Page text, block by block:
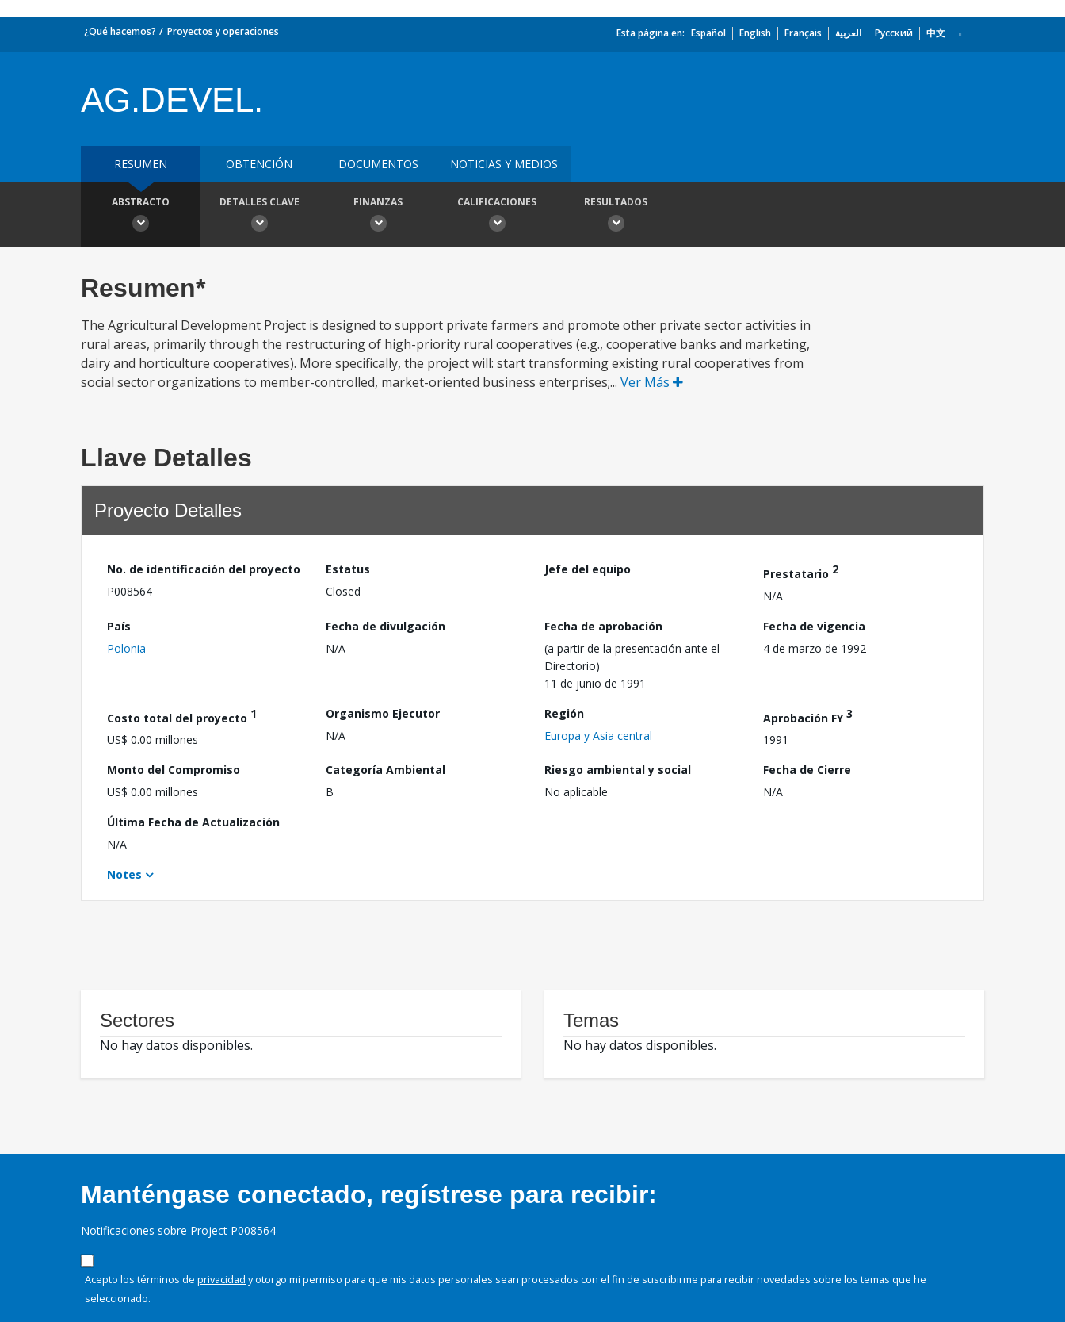
¿Qué hacemos? Proyectos y operaciones Esta página en: Español English Français العربية Русский 中文
AG.DEVEL.
RESUMEN OBTENCIÓN DOCUMENTOS NOTICIAS Y MEDIOS
ABSTRACTO DETALLES CLAVE FINANZAS CALIFICACIONES RESULTADOS
Resumen*
The Agricultural Development Project is designed to support private farmers and promote other private sector activities in
rural areas, primarily through the restructuring of high-priority rural cooperatives (e.g., cooperative banks and marketing,
dairy and horticulture cooperatives). More specifically, the project will: start transforming existing rural cooperatives from
social sector organizations to member-controlled, market-oriented business enterprises;... Ver Más
Llave Detalles
Proyecto Detalles
No. de identificación del proyecto
P008564
Estatus
Closed
Jefe del equipo Prestatario 2
N/A
País
Polonia
Fecha de divulgación
N/A
Fecha de aprobación
(a partir de la presentación ante el
Directorio)
11 de junio de 1991
Fecha de vigencia
4 de marzo de 1992
Costo total del proyecto 1
US$ 0.00 millones
Organismo Ejecutor
N/A
Región
Europa y Asia central
Aprobación FY3
1991
Monto del Compromiso
US$ 0.00 millones
Categoría Ambiental
B
Riesgo ambiental y social
No aplicable
Fecha de Cierre
N/A
Última Fecha de Actualización
N/A
Notes
Sectores
No hay datos disponibles.
Temas
No hay datos disponibles.
Manténgase conectado, regístrese para recibir:
Notificaciones sobre Project P008564
Acepto los términos de privacidad y otorgo mi permiso para que mis datos personales sean procesados con el fin de suscribirme para recibir novedades sobre los temas que he
seleccionado.